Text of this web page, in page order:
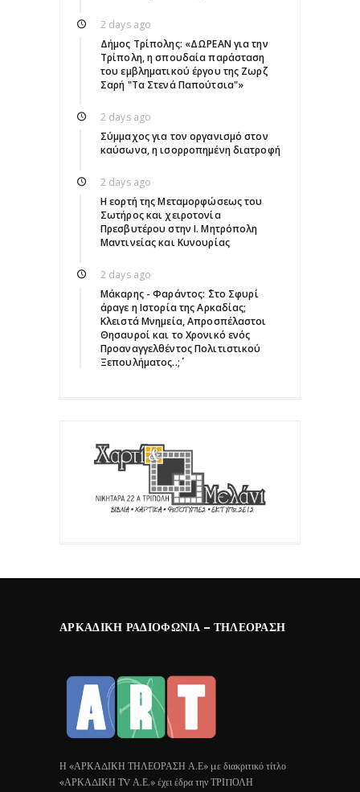
2 days ago
Δήμος Τρίπολης: «ΔΩΡΕΑΝ για την
Τρίπολη, η σπουδαία παράσταση
του εμβληματικού έργου της Ζωρζ
Σαρή "Τα Στενά Παπούτσια"»
2 days ago
Σύμμαχος για τον οργανισμό στον
καύσωνα, η ισορροπημένη διατροφή
2 days ago
Η εορτή της Μεταμορφώσεως του
Σωτήρος και χειροτονία
Πρεσβυτέρου στην Ι. Μητρόπολη
Μαντινείας και Κυνουρίας
2 days ago
Μάκαρης - Φαράντος: ΄΄Στο Σφυρί
άραγε η Ιστορία της Αρκαδίας;
Κλειστά Μνημεία, Απροσπέλαστοι
Θησαυροί και το Χρονικό ενός
Προαναγγελθέντος Πολιτιστικού
Ξεπουλήματος..;΄΄
ΑΡΚΑΔΙΚΉ ΡΑΔΙΟΦΩΝΊΑ – ΤΗΛΕΌΡΑΣΗ
Η «ΑΡΚΑΔΙΚΗ ΤΗΛΕΟΡΑΣΗ Α.Ε» με διακριτικό τίτλο
«ΑΡΚΑΔΙΚΗ ΤV Α.Ε.» έχει έδρα την ΤΡΙΠΟΛΗ